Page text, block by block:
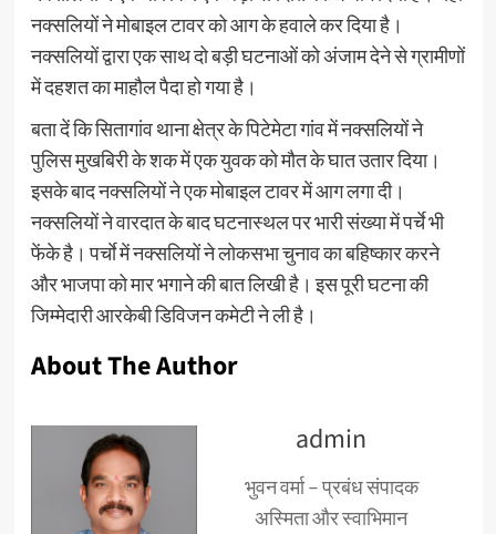
नक्सलियों ने मोबाइल टावर को आग के हवाले कर दिया है।
नक्सलियों द्वारा एक साथ दो बड़ी घटनाओं को अंजाम देने से ग्रामीणों
में दहशत का माहौल पैदा हो गया है।
बता दें कि सितागांव थाना क्षेत्र के पिटेमेटा गांव में नक्सलियों ने
पुलिस मुखबिरी के शक में एक युवक को मौत के घात उतार दिया।
इसके बाद नक्सलियों ने एक मोबाइल टावर में आग लगा दी।
नक्सलियों ने वारदात के बाद घटनास्थल पर भारी संख्या में पर्चे भी
फेंके है। पर्चाे में नक्सलियों ने लोकसभा चुनाव का बहिष्कार करने
और भाजपा को मार भगाने की बात लिखी है। इस पूरी घटना की
जिम्मेदारी आरकेबी डिविजन कमेटी ने ली है।
About The Author
admin
भुवन वर्मा – प्रबंध संपादक
अस्मिता और स्वाभिमान